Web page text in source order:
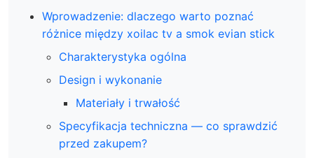
Wprowadzenie: dlaczego warto poznać
różnice między xoilac tv a smok evian stick
Charakterystyka ogólna
Design i wykonanie
Materiały i trwałość
Specyfikacja techniczna — co sprawdzić
przed zakupem?